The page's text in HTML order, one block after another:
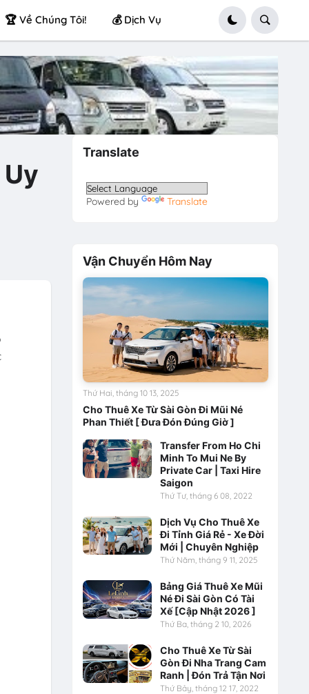
🏆 Về Chúng Tôi! 💰 Dịch Vụ
Translate
Powered by Translate
Vận Chuyển Hôm Nay
Cho Thuê Xe Từ Sài Gòn Đi Mũi Né
Phan Thiết [ Đưa Đón Đúng Giờ ]
Thứ Hai, tháng 10 13, 2025
Transfer From Ho Chi
Minh To Mui Ne By
Private Car | Taxi Hire
Saigon
Thứ Tư, tháng 6 08, 2022
Dịch Vụ Cho Thuê Xe
Đi Tỉnh Giá Rẻ - Xe Đời
Mới | Chuyên Nghiệp
Thứ Năm, tháng 9 11, 2025
Bảng Giá Thuê Xe Mũi
Né Đi Sài Gòn Có Tài
Xế [Cập Nhật 2026 ]
Thứ Ba, tháng 2 10, 2026
Cho Thuê Xe Từ Sài
Gòn Đi Nha Trang Cam
Ranh | Đón Trả Tận Nơi
Thứ Bảy, tháng 12 17, 2022